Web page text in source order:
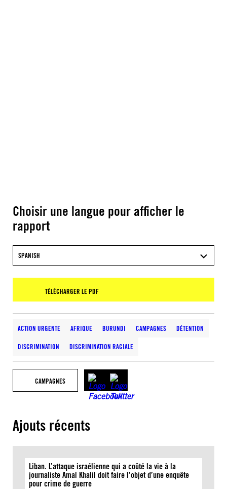
Choisir une langue pour afficher le
rapport
SPANISH
TÉLÉCHARGER LE PDF
ACTION URGENTE AFRIQUE BURUNDI CAMPAGNES DÉTENTION
DISCRIMINATION DISCRIMINATION RACIALE
CAMPAGNES
Ajouts récents
Liban. L’attaque israélienne qui a coûté la vie à la
journaliste Amal Khalil doit faire l’objet d’une enquête
pour crime de guerre